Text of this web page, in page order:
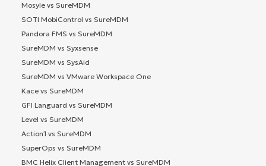
Mosyle vs SureMDM
SOTI MobiControl vs SureMDM
Pandora FMS vs SureMDM
SureMDM vs Syxsense
SureMDM vs SysAid
SureMDM vs VMware Workspace One
Kace vs SureMDM
GFI Languard vs SureMDM
Level vs SureMDM
Action1 vs SureMDM
SuperOps vs SureMDM
BMC Helix Client Management vs SureMDM